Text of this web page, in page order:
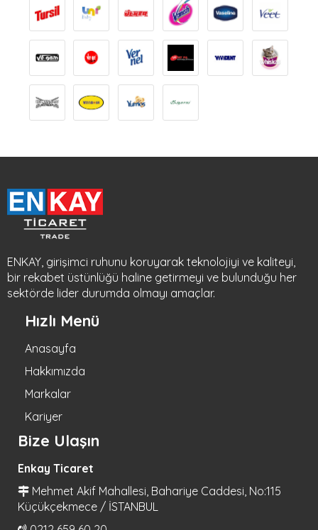
ENKAY, girişimci ruhunu koruyarak teknolojiyi ve kaliteyi,
bir rekabet üstünlüğü haline getirmeyi ve bulunduğu her
sektörde lider durumda olmayı amaçlar.
Hızlı Menü
Anasayfa
Hakkımızda
Markalar
Kariyer
Bize Ulaşın
Enkay Ticaret
Mehmet Akif Mahallesi, Bahariye Caddesi, No:115
Küçükçekmece / İSTANBUL